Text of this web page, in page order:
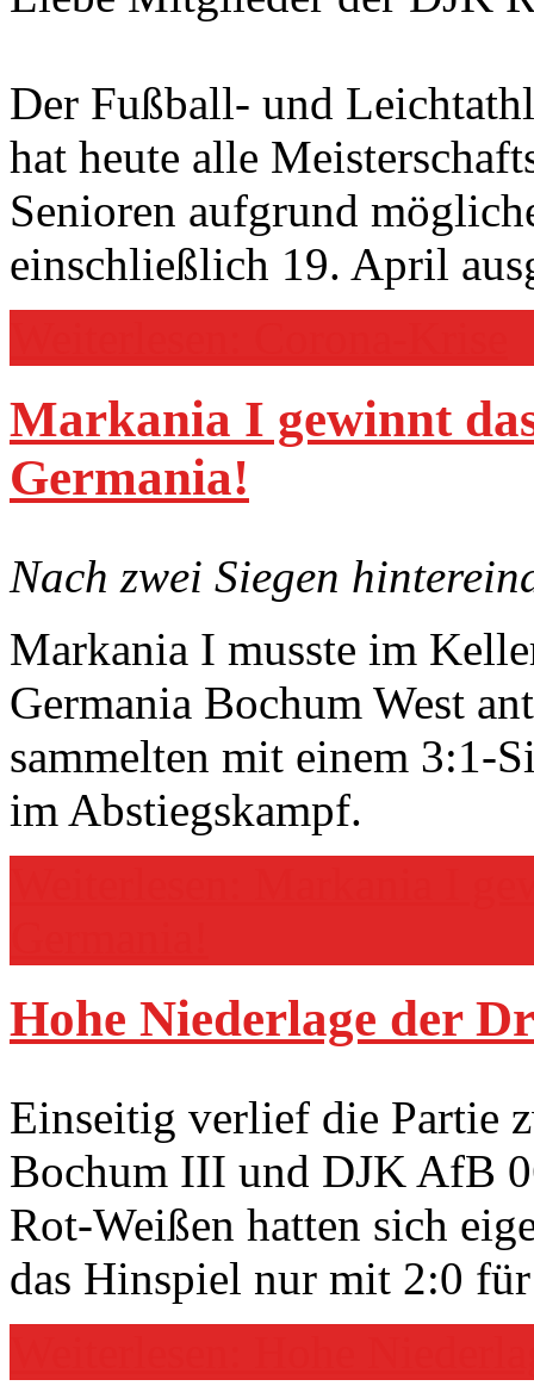
Der Fußball- und
hat heute alle
Senioren aufgrund
einschließlich 19. April
Markania I gewinnt
Germania!
Nach zwei Siegen
Markania I musste im
Germania Bochum West
sammelten mit einem 3:1-
im Abstiegskampf.
Hohe Niederlage der
Einseitig verlief die Partie
Bochum III und DJK AfB
Rot-Weißen hatten sich
das Hinspiel nur mit 2:0